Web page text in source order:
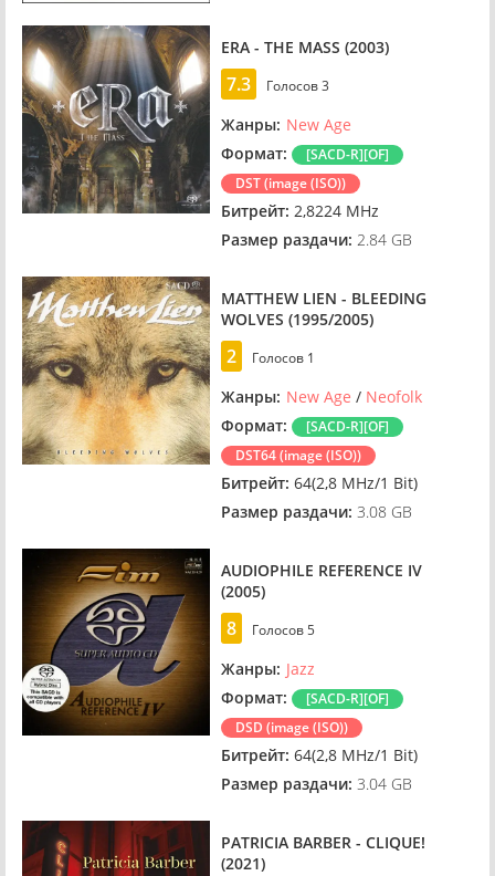
ERA - THE MASS (2003)
7.3 Голосов3
Жанры: New Age
Формат:
[SACD-R][OF]
DST (image (ISO))
Битрейт: 2,8224 MHz
Размер раздачи: 2.84 GB
MATTHEW LIEN - BLEEDING
WOLVES (1995/2005)
2 Голосов 1
Жанры: New Age / Neofolk
Формат:
[SACD-R][OF]
DST64 (image (ISO))
Битрейт: 64(2,8 MHz/1 Bit)
Размер раздачи: 3.08 GB
AUDIOPHILE REFERENCE IV
(2005)
8 Голосов5
Жанры: Jazz
Формат:
[SACD-R][OF]
DSD (image (ISO))
Битрейт: 64(2,8 MHz/1 Bit)
Размер раздачи: 3.04 GB
PATRICIA BARBER - CLIQUE!
(2021)